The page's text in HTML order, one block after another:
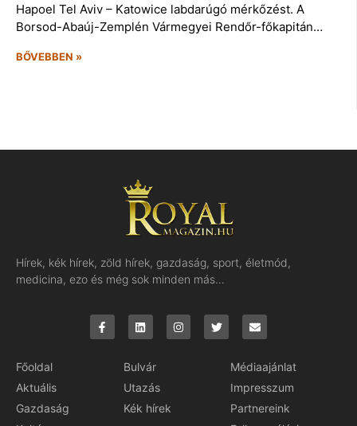
Hapoel Tel Aviv – Katowice labdarúgó mérkőzést. A
Borsod-Abaúj-Zemplén Vármegyei Rendőr-főkapitán…
BŐVEBBEN »
Hírek, kék hírek, zöld hírek, gazdaság, sport, életmód,
medicina, ezo és még sok minden más…
Főoldal
Aktuális
Gazdaság
Bulvár
Utazás
Kék hírek
Médiaajánlat
Impresszum
Partnereink